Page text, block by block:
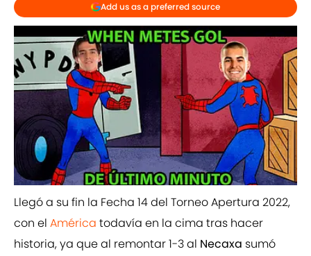
Add us as a preferred source
Llegó a su fin la Fecha 14 del Torneo Apertura 2022,
con el América todavía en la cima tras hacer
historia, ya que al remontar 1-3 al Necaxa sumó